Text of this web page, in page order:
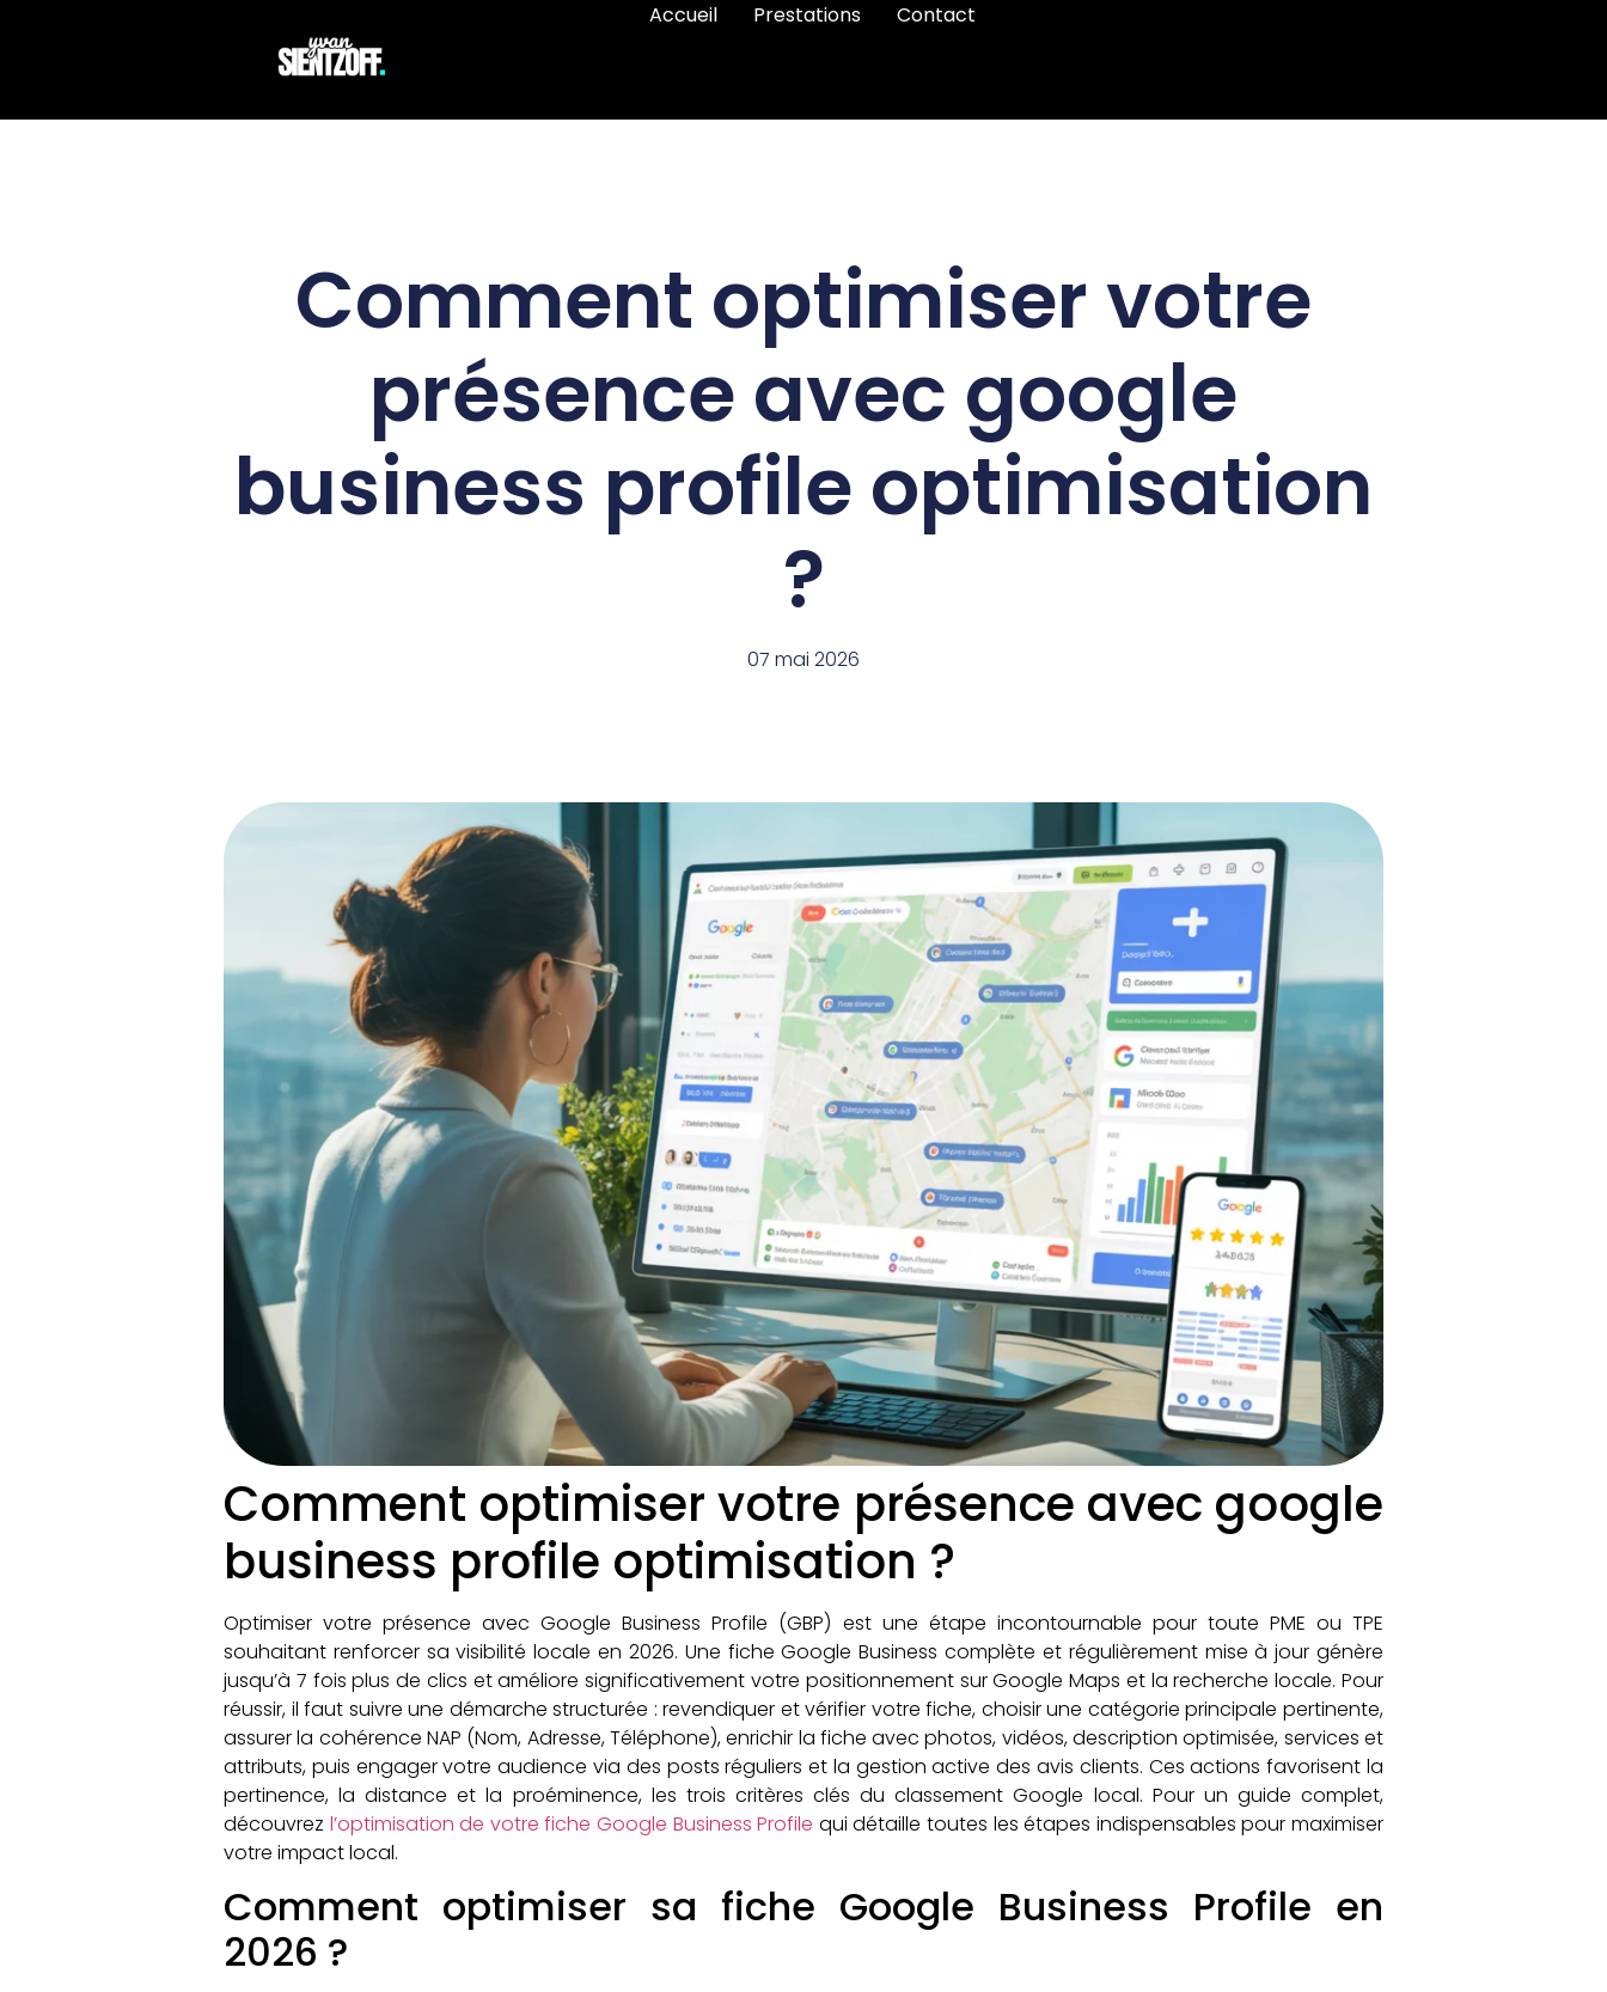
Accueil Prestations Contact
Comment optimiser votre
présence avec google
business profile optimisation
?
07 mai 2026
Comment optimiser votre présence avec google
business profile optimisation ?
Optimiser votre présence avec Google Business Profile (GBP) est une étape incontournable pour toute PME ou TPE
souhaitant renforcer sa visibilité locale en 2026. Une fiche Google Business complète et régulièrement mise à jour génère
jusqu’à 7 fois plus de clics et améliore significativement votre positionnement sur Google Maps et la recherche locale. Pour
réussir, il faut suivre une démarche structurée : revendiquer et vérifier votre fiche, choisir une catégorie principale pertinente,
assurer la cohérence NAP (Nom, Adresse, Téléphone), enrichir la fiche avec photos, vidéos, description optimisée, services et
attributs, puis engager votre audience via des posts réguliers et la gestion active des avis clients. Ces actions favorisent la
pertinence, la distance et la proéminence, les trois critères clés du classement Google local. Pour un guide complet,
découvrez l’optimisation de votre fiche Google Business Profile qui détaille toutes les étapes indispensables pour maximiser
votre impact local.
Comment optimiser sa fiche Google Business Profile en
2026 ?